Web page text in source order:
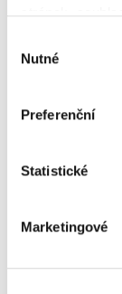
souhlasu
Nutné
Preferenční
Statistické
Marketingové